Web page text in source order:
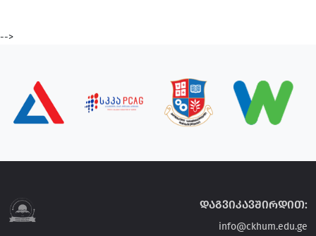
-->
დაგვიკავშირდით:
info@ckhum.edu.ge